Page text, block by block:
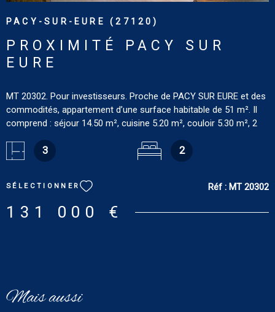
PACY-SUR-EURE (27120)
PROXIMITÉ PACY SUR
EURE
MT 20302. Pour investisseurs. Proche de PACY SUR EURE et des
commodités, appartement d’une surface habitable de 51 m². Il
comprend : séjour 14.50 m², cuisine 5.20 m², couloir 5.30 m², 2
Confort : Chauffage collectif. DPE : E. Estimation des coûts
annuels pour le logement : entre 870 € et 1 220 € [prix moyens
compris)]. Les informations sur les risques auxquels ce bien est
exposé sont disponibles sur le site : www.georisques.gouv.fr
3 2
SÉLECTIONNER Réf : MT 20302
131 000 €
Mais aussi